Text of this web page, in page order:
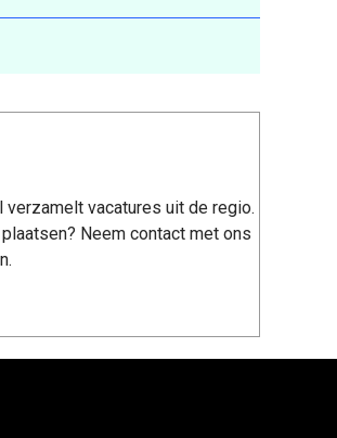
verzamelt vacatures uit de regio.
Neem contact met ons